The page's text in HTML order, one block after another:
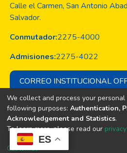
ES
Calle el Carmen, San Antonio
Salvador.
Conmutador:2275-4000
Admisiones:2275-4022
CORREO INSTITUCIONAL
Copyright ©
de la
We collect and process your
following purposes: Authentication,
Acknowledgement and Statistics.
To learn more, please read our
Customize